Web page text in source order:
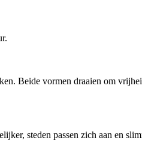
Beide vormen draaien om
steden passen zich aan en